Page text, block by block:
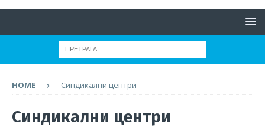
HOME Синдикални центри
Синдикални центри